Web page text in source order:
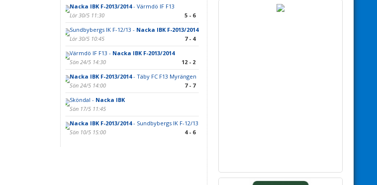
Nacka IBK F-2013/2014- Värmdö IF F13
Lör 30/5 11:30
5 - 6
Sundbybergs IK F-12/13 - Nacka IBK F-2013/2014
Lör 30/5 10:45
7 - 4
Värmdö IF F13 - Nacka IBK F-2013/2014
Sön 24/5 14:30
12 - 2
Nacka IBK F-2013/2014- Täby FC F13 Myrängen
Sön 24/5 14:00
7 - 7
Sköndal - Nacka IBK
Sön 17/5 11:45
Nacka IBK F-2013/2014- Sundbybergs IK F-12/13
Sön 10/5 15:00
4 - 6